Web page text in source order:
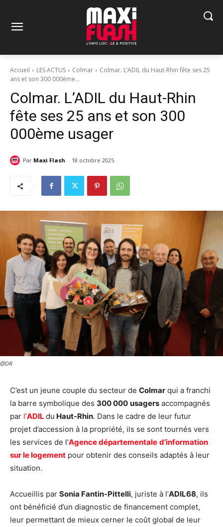
Accueil LES ACTUS Colmar
Colmar. L’ADIL du Haut-Rhin fête ses 25
ans et son 300 000ème...
Colmar. L’ADIL du Haut-Rhin
fête ses 25 ans et son 300
000ème usager
Par Maxi Flash 18 octobre 2025
@DR
C’est un jeune couple du secteur de Colmar qui a franchi
la barre symbolique des 300 000 usagers accompagnés
par l’ADIL du Haut-Rhin. Dans le cadre de leur futur
projet d’accession à la propriété, ils se sont tournés vers
les services de l’Agence départementale d’information
sur le logement pour obtenir des conseils adaptés à leur
situation.
Accueillis par Sonia Fantin-Pittelli, juriste à l’ADIL68, ils
ont bénéficié d’un diagnostic de financement complet,
leur permettant de mieux cerner le coût global de leur